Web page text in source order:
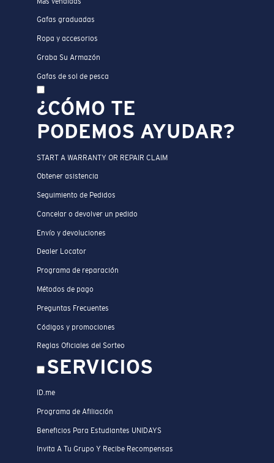
Gafas graduadas
Ropa y accesorios
Graba Su Armazón
Gafas de sol de pesca
¿CÓMO TE
PODEMOS AYUDAR?
START A WARRANTY OR REPAIR CLAIM
Obtener asistencia
Seguimiento de Pedidos
Cancelar o devolver un pedido
Envío y devoluciones
Dealer Locator
Programa de reparación
Métodos de pago
Preguntas Frecuentes
Códigos y promociones
Reglas Oficiales del Sorteo
SERVICIOS
ID.me
Programa de Afiliación
Beneficios Para Estudiantes UNIDAYS
Invita A Tu Grupo Y Recibe Recompensas